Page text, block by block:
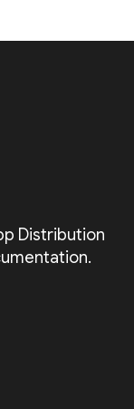
Distribution